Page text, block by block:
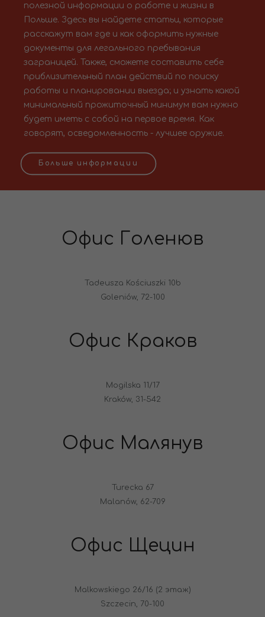
полезной информации о работе и жизни в
Польше. Здесь вы найдете статьи, которые
расскажут вам где и как оформить нужные
документы для легального пребывания
заграницей. Также, сможете составить себе
приблизительный план действий по поиску
работы и планировании выезда; и узнать какой
минимальный прожиточный минимум вам нужно
будет иметь с собой на первое время. Как
говорят, осведомленность - лучшее оружие.
Больше информации
Офис Голенюв
Tadeusza Kościuszki 10b
Goleniów, 72-100
Офис Краков
Mogilska 11/17
Kraków, 31-542
Офис Малянув
Turecka 67
Malanów, 62-709
Офис Щецин
Malkowskiego 26/16 (2 этаж)
Szczecin, 70-100